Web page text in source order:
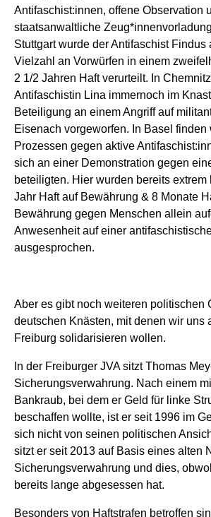
Antifaschist:innen, offene Observation
staatsanwaltliche
Stuttgart wurde der Antifaschist Findus
Vielzahl an Vorwürfen in einem
2 1/2 Jahren Haft verurteilt. In
Antifaschistin Lina immernoch im
Beteiligung an einem Angriff auf
Eisenach vorgeworfen. In Basel finden
Prozessen gegen aktive
sich an einer Demonstration gegen
beteiligten. Hier wurden bereits extrem
Jahr Haft auf Bewährung & 8 Monate
Bewährung gegen Menschen allein
Anwesenheit auf einer
ausgesprochen.
Aber es gibt noch weiteren politischen
deutschen Knästen, mit denen wir uns
Freiburg solidarisieren wollen.
In der Freiburger JVA sitztThomas
Sicherungsverwahrung. Nach einem
Bankraub, bei dem er Geld für linke
beschaffen wollte, ister seit 1996 im
sich nicht von seinen politischen
sitzt er seit 2013 auf Basis eines alten
Sicherungsverwahrung und dies,
bereits lange abgesessen hat.
Besonders von Haftstrafen betroffen